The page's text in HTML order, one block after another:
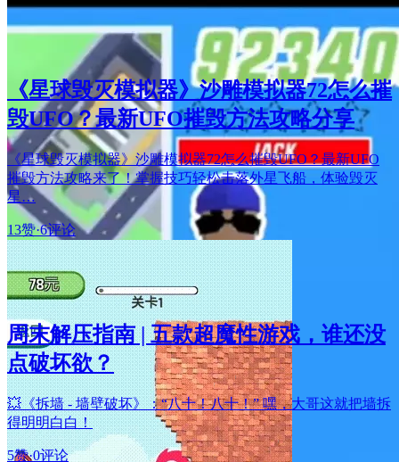
《星球毁灭模拟器》沙雕模拟器72怎么摧
毁UFO？最新UFO摧毁方法攻略分享
《星球毁灭模拟器》沙雕模拟器72怎么摧毁UFO？最新UFO
摧毁方法攻略来了！掌握技巧轻松击落外星飞船，体验毁灭
星…
13赞·6评论
周末解压指南 | 五款超魔性游戏，谁还没
点破坏欲？
💥《拆墙 - 墙壁破坏》：“八十！八十！” 嘿，大哥这就把墙拆
得明明白白！
5赞·0评论